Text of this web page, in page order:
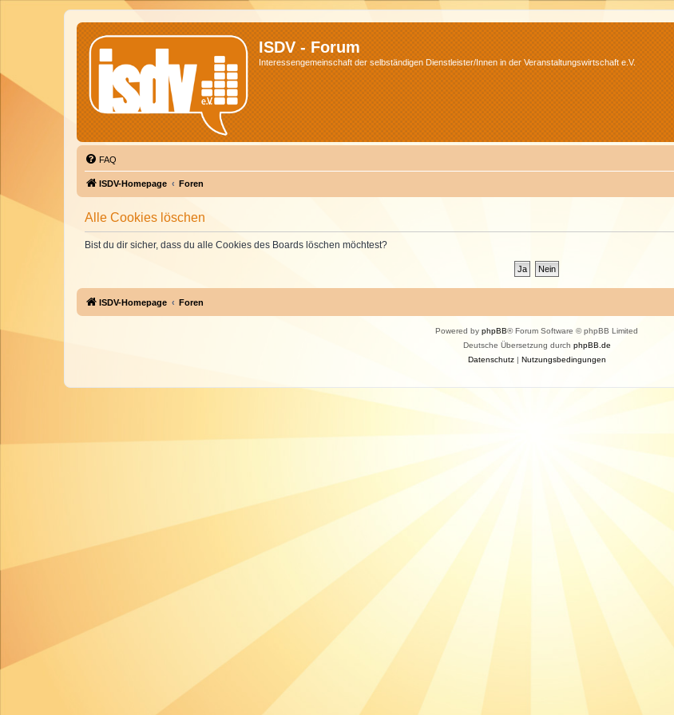
ISDV - Forum
Interessengemeinschaft der selbständigen Dienstleister/Innen in der Veranstaltungswirtschaft e.V.
FAQ
ISDV-Homepage Foren
Alle Cookies löschen
Bist du dir sicher, dass du alle Cookies des Boards löschen möchtest?
ISDV-Homepage Foren
Powered by phpBB® Forum Software © phpBB Limited
Deutsche Übersetzung durch phpBB.de
Datenschutz| Nutzungsbedingungen